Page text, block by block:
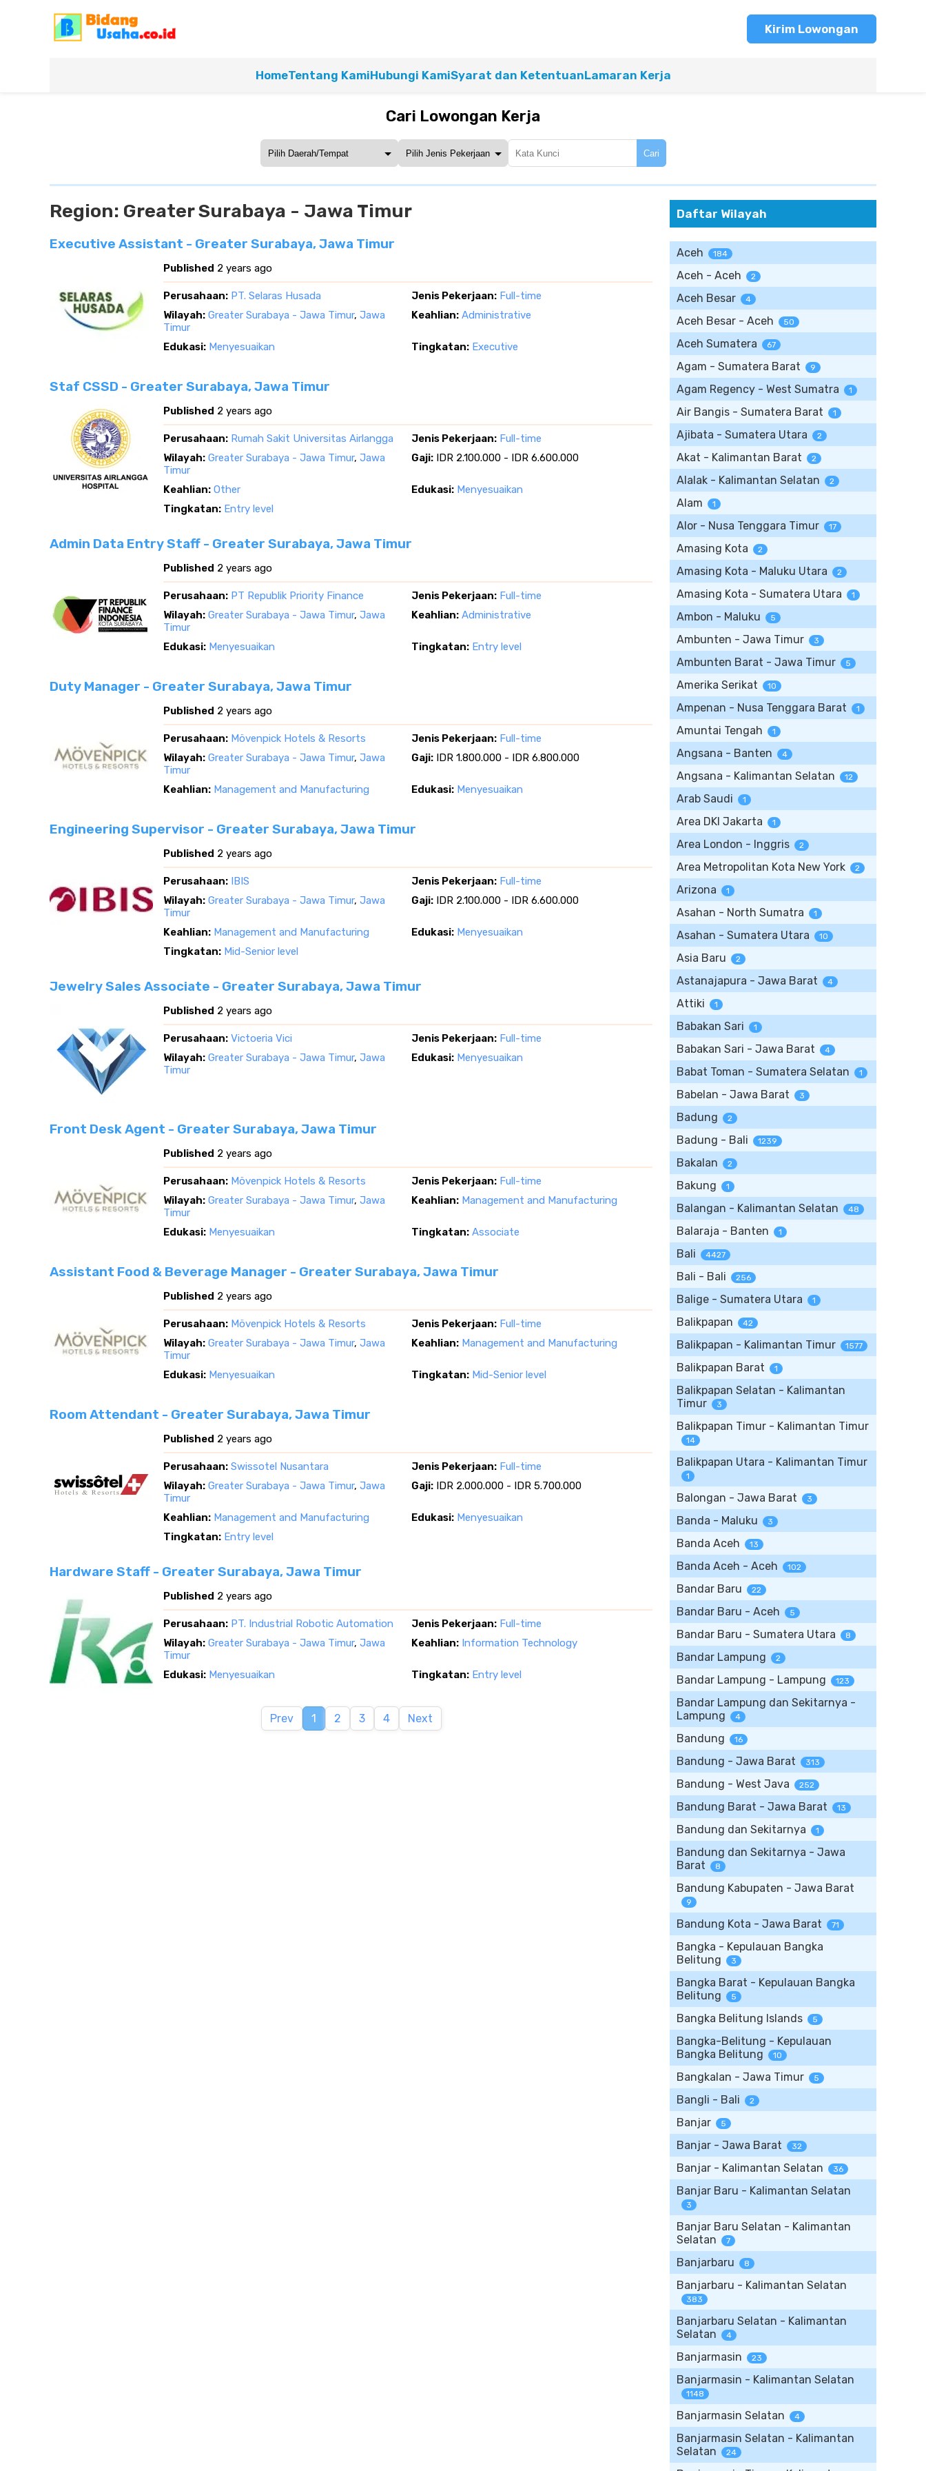
Kirim Lowongan
HomeTentang KamiHubungi KamiSyarat dan KetentuanLamaran Kerja
Cari Lowongan Kerja
Cari
Region: Greater Surabaya - Jawa Timur
Executive Assistant - Greater Surabaya, Jawa Timur
Published 2 years ago
Perusahaan: PT. Selaras Husada Jenis Pekerjaan: Full-time
Wilayah: Greater Surabaya - Jawa Timur, Jawa
Timur
Keahlian: Administrative
Edukasi: Menyesuaikan Tingkatan: Executive
Staf CSSD - Greater Surabaya, Jawa Timur
Published 2 years ago
Perusahaan: Rumah Sakit Universitas Airlangga Jenis Pekerjaan: Full-time
Wilayah: Greater Surabaya - Jawa Timur, Jawa
Timur
Gaji: IDR 2.100.000 - IDR 6.600.000
Keahlian: Other Edukasi: Menyesuaikan
Tingkatan: Entry level
Admin Data Entry Staff - Greater Surabaya, Jawa Timur
Published 2 years ago
Perusahaan: PT Republik Priority Finance Jenis Pekerjaan: Full-time
Wilayah: Greater Surabaya - Jawa Timur, Jawa
Timur
Keahlian: Administrative
Edukasi: Menyesuaikan Tingkatan: Entry level
Duty Manager - Greater Surabaya, Jawa Timur
Published 2 years ago
Perusahaan: Mövenpick Hotels & Resorts Jenis Pekerjaan: Full-time
Wilayah: Greater Surabaya - Jawa Timur, Jawa
Timur
Gaji: IDR 1.800.000 - IDR 6.800.000
Keahlian: Management and Manufacturing Edukasi: Menyesuaikan
Engineering Supervisor - Greater Surabaya, Jawa Timur
Published 2 years ago
Perusahaan: IBIS Jenis Pekerjaan: Full-time
Wilayah: Greater Surabaya - Jawa Timur, Jawa
Timur
Gaji: IDR 2.100.000 - IDR 6.600.000
Keahlian: Management and Manufacturing Edukasi: Menyesuaikan
Tingkatan: Mid-Senior level
Jewelry Sales Associate - Greater Surabaya, Jawa Timur
Published 2 years ago
Perusahaan: Victoeria Vici Jenis Pekerjaan: Full-time
Wilayah: Greater Surabaya - Jawa Timur, Jawa
Timur
Edukasi: Menyesuaikan
Front Desk Agent - Greater Surabaya, Jawa Timur
Published 2 years ago
Perusahaan: Mövenpick Hotels & Resorts Jenis Pekerjaan: Full-time
Wilayah: Greater Surabaya - Jawa Timur, Jawa
Timur
Keahlian: Management and Manufacturing
Edukasi: Menyesuaikan Tingkatan: Associate
Assistant Food & Beverage Manager - Greater Surabaya, Jawa Timur
Published 2 years ago
Perusahaan: Mövenpick Hotels & Resorts Jenis Pekerjaan: Full-time
Wilayah: Greater Surabaya - Jawa Timur, Jawa
Timur
Keahlian: Management and Manufacturing
Edukasi: Menyesuaikan Tingkatan: Mid-Senior level
Room Attendant - Greater Surabaya, Jawa Timur
Published 2 years ago
Perusahaan: Swissotel Nusantara Jenis Pekerjaan: Full-time
Wilayah: Greater Surabaya - Jawa Timur, Jawa
Timur
Gaji: IDR 2.000.000 - IDR 5.700.000
Keahlian: Management and Manufacturing Edukasi: Menyesuaikan
Tingkatan: Entry level
Hardware Staff - Greater Surabaya, Jawa Timur
Published 2 years ago
Perusahaan: PT. Industrial Robotic Automation Jenis Pekerjaan: Full-time
Wilayah: Greater Surabaya - Jawa Timur, Jawa
Timur
Keahlian: Information Technology
Edukasi: Menyesuaikan Tingkatan: Entry level
Prev 1 2 3 4 Next
Daftar Wilayah
Aceh 184
Aceh - Aceh 2
Aceh Besar 4
Aceh Besar - Aceh 50
Aceh Sumatera 67
Agam - Sumatera Barat 9
Agam Regency - West Sumatra 1
Air Bangis - Sumatera Barat 1
Ajibata - Sumatera Utara 2
Akat - Kalimantan Barat 2
Alalak - Kalimantan Selatan 2
Alam 1
Alor - Nusa Tenggara Timur 17
Amasing Kota 2
Amasing Kota - Maluku Utara 2
Amasing Kota - Sumatera Utara 1
Ambon - Maluku 5
Ambunten - Jawa Timur 3
Ambunten Barat - Jawa Timur 5
Amerika Serikat 10
Ampenan - Nusa Tenggara Barat 1
Amuntai Tengah 1
Angsana - Banten 4
Angsana - Kalimantan Selatan 12
Arab Saudi 1
Area DKI Jakarta 1
Area London - Inggris 2
Area Metropolitan Kota New York 2
Arizona 1
Asahan - North Sumatra 1
Asahan - Sumatera Utara 10
Asia Baru 2
Astanajapura - Jawa Barat 4
Attiki 1
Babakan Sari 1
Babakan Sari - Jawa Barat 4
Babat Toman - Sumatera Selatan 1
Babelan - Jawa Barat 3
Badung 2
Badung - Bali 1239
Bakalan 2
Bakung 1
Balangan - Kalimantan Selatan 48
Balaraja - Banten 1
Bali 4427
Bali - Bali 256
Balige - Sumatera Utara 1
Balikpapan 42
Balikpapan - Kalimantan Timur 1577
Balikpapan Barat 1
Balikpapan Selatan - Kalimantan
Timur
3
Balikpapan Timur - Kalimantan Timur
14
Balikpapan Utara - Kalimantan Timur
1
Balongan - Jawa Barat 3
Banda - Maluku 3
Banda Aceh 13
Banda Aceh - Aceh 102
Bandar Baru 22
Bandar Baru - Aceh 5
Bandar Baru - Sumatera Utara 8
Bandar Lampung 2
Bandar Lampung - Lampung 123
Bandar Lampung dan Sekitarnya -
Lampung
4
Bandung 16
Bandung - Jawa Barat 313
Bandung - West Java 252
Bandung Barat - Jawa Barat 13
Bandung dan Sekitarnya 1
Bandung dan Sekitarnya - Jawa
Barat
8
Bandung Kabupaten - Jawa Barat
9
Bandung Kota - Jawa Barat 71
Bangka - Kepulauan Bangka
Belitung
3
Bangka Barat - Kepulauan Bangka
Belitung
5
Bangka Belitung Islands 5
Bangka-Belitung - Kepulauan
Bangka Belitung
10
Bangkalan - Jawa Timur 5
Bangli - Bali 2
Banjar 5
Banjar - Jawa Barat 32
Banjar - Kalimantan Selatan 36
Banjar Baru - Kalimantan Selatan
3
Banjar Baru Selatan - Kalimantan
Selatan
7
Banjarbaru 8
Banjarbaru - Kalimantan Selatan
383
Banjarbaru Selatan - Kalimantan
Selatan
4
Banjarmasin 23
Banjarmasin - Kalimantan Selatan
1148
Banjarmasin Selatan 4
Banjarmasin Selatan - Kalimantan
Selatan
24